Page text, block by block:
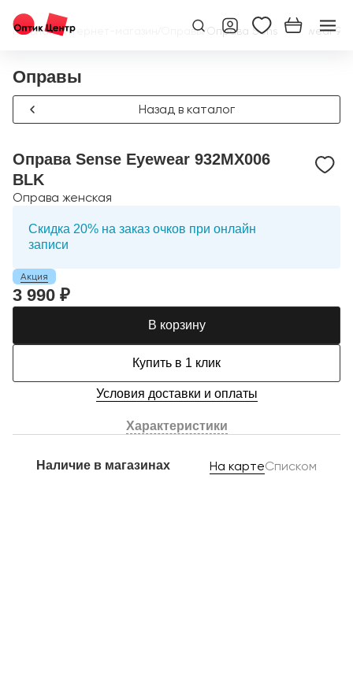
Главная/Интернет-магазин Оправы/Оправа Sense Eyewear
Оправы
Назад в каталог
Оправа Sense Eyewear 932MX006
BLK
Оправа женская
Скидка 20% на заказ очков при онлайн
записи
Акция
3 990 ₽
В корзину
Купить в 1 клик
Условия доставки и оплаты
Характеристики
Наличие в магазинах На картеСписком